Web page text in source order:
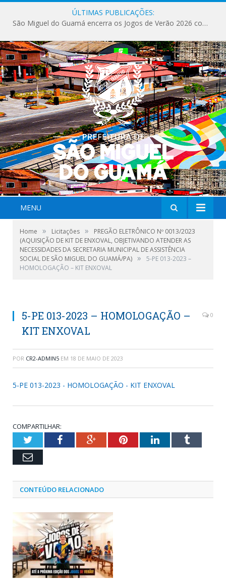
ÚLTIMAS PUBLICAÇÕES:
São Miguel do Guamá encerra os Jogos de Verão 2026 com sucesso de público e competições.
MENU
Home » Licitações »
PREGÃO ELETRÔNICO Nº 0013/2023
(AQUISIÇÃO DE KIT DE ENXOVAL, OBJETIVANDO ATENDER AS
NECESSIDADES DA SECRETARIA MUNICIPAL DE ASSISTÊNCIA
SOCIAL DE SÃO MIGUEL DO GUAMÁ/PA) »
5-PE 013-2023 –
HOMOLOGAÇÃO – KIT ENXOVAL
5-PE 013-2023 – HOMOLOGAÇÃO –
KIT ENXOVAL
0
POR CR2-ADMIN5 EM 18 DE MAIO DE 2023
5-PE 013-2023 - HOMOLOGAÇÃO - KIT ENXOVAL
COMPARTILHAR:
TwitterFacebookGoogle+PinterestLinkedInTumblr
Email
CONTEÚDO RELACIONADO